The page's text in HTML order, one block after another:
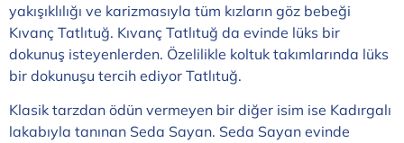
yakışıklılığı ve karizmasıyla tüm kızların göz bebeği
Kıvanç Tatlıtuğ. Kıvanç Tatlıtuğ da evinde lüks bir
dokunuş isteyenlerden. Özelilikle koltuk takımlarında lüks
bir dokunuşu tercih ediyor Tatlıtuğ.
Klasik tarzdan ödün vermeyen bir diğer isim ise Kadırgalı
lakabıyla tanınan Seda Sayan. Seda Sayan evinde